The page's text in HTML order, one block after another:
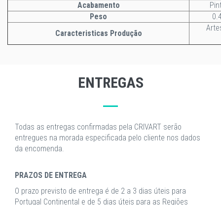
Acabamento
Peso
Caracteristicas Produção
ENTREGAS
Todas as entregas confirmadas pela CRIVART serão
entregues na morada especificada pelo cliente nos dados
da encomenda.
PRAZOS DE ENTREGA
O prazo previsto de entrega é de 2 a 3 dias úteis para
Portugal Continental e de 5 dias úteis para as Regiões